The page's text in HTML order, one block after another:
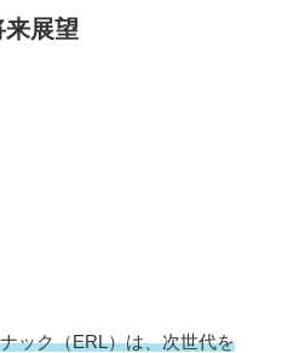
来展望
ック（ERL）は、次世代を